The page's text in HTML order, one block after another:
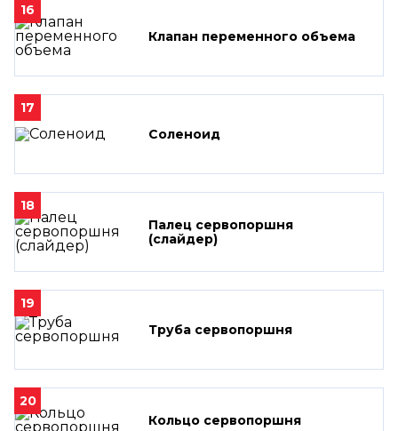
16
Клапан переменного объема
17
Соленоид
18
Палец сервопоршня
(слайдер)
19
Труба сервопоршня
20
Кольцо сервопоршня